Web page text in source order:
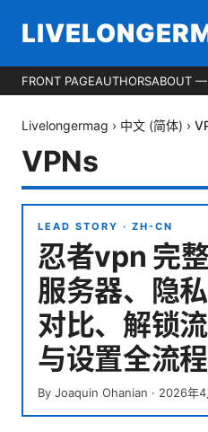
FRONT PAGEAUTHORSABOUT —
Livelongermag › 中文 (简体) ›
VPNs
LEAD STORY · ZH-CN
忍者vpn 完
服务器、隐
对比、解锁
与设置全流
By Joaquin Ohanian · 2026年4